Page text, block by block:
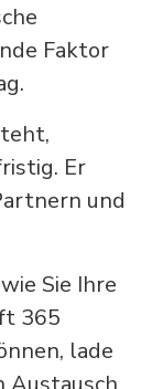
Faktor
Er
und
Sie Ihre
365
lade